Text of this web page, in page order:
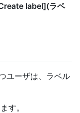
label](ラベ
ユーザは、ラベル
す。